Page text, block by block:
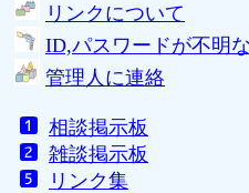
リンクについて
ID,パスワードが不明
管理人に連絡
相談掲示板
雑談掲示板
リンク集